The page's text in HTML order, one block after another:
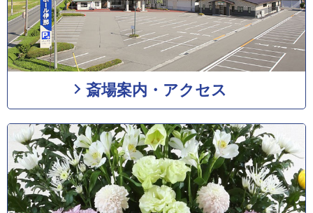
斎場案内・アクセス